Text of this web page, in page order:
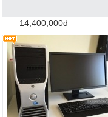
14,400,000đ